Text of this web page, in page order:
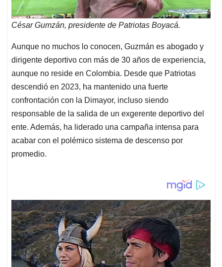
César Gumzán, presidente de Patriotas Boyacá.
Aunque no muchos lo conocen, Guzmán es abogado y
dirigente deportivo con más de 30 años de experiencia,
aunque no reside en Colombia. Desde que Patriotas
descendió en 2023, ha mantenido una fuerte
confrontación con la Dimayor, incluso siendo
responsable de la salida de un exgerente deportivo del
ente. Además, ha liderado una campaña intensa para
acabar con el polémico sistema de descenso por
promedio.